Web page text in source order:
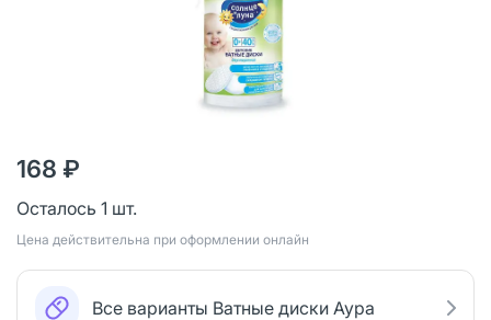
168 ₽
Осталось 1 шт.
Цена действительна при оформлении онлайн
Все варианты Ватные диски Аура